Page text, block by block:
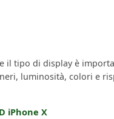
il tipo di display è
luminosità, colori e
iPhone X